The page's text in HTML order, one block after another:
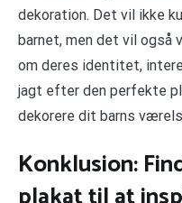
dekoration. Det vil ikke
barnet, men det vil også
om deres identitet,
jagt efter den perfekte
dekorere dit barns
Konklusion: